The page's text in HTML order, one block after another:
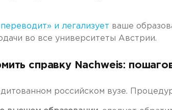
и легализует ваше
во все университеты Австрии.
справку Nachweis:
российском вузе.